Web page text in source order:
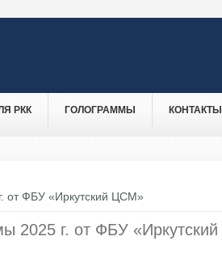
РКК ГОЛОГРАММЫ КОНТАКТЫ
от ФБУ «Иркутский ЦСМ»
2025 г. от ФБУ «Иркутский